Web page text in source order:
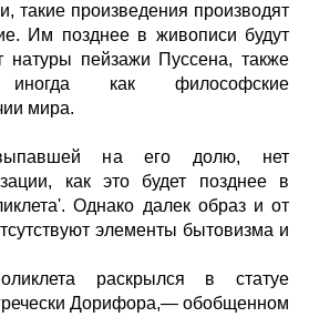
такие произведения производят
Им позднее в живописи будут
натуры пейзажи Пуссена, также
иногда как философские
мира.
на его долю, нет
как это будет позднее в
Однако далек образ и от
элементы бытовизма и
раскрылся в статуе
Дорифора,— обобщенном